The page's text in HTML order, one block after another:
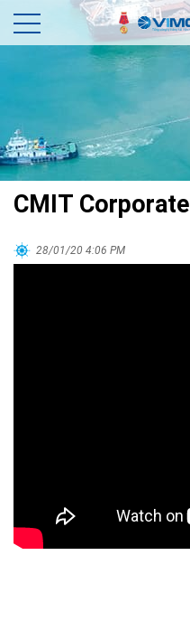
CMIT Corporate
28/01/20 4:06 PM